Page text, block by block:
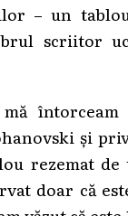
– un
scriitor
și
rezemat de
doar că